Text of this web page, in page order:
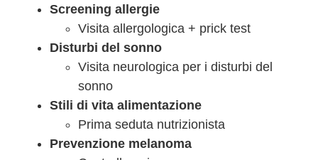
Screening allergie
Visita allergologica + prick test
Disturbi del sonno
Visita neurologica per i disturbi del
sonno
Stili di vita alimentazione
Prima seduta nutrizionista
Prevenzione melanoma